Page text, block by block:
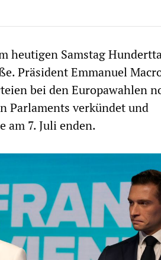
heutigen Samstag
Präsident Emmanuel
bei den Europawahlen
Parlaments verkündet und
am 7. Juli enden.